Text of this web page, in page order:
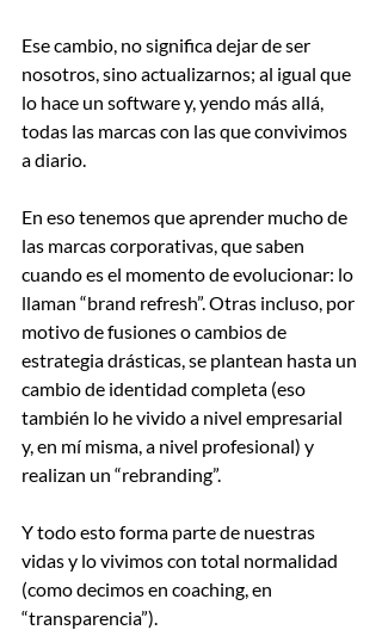
Ese cambio, no significa dejar de ser
nosotros, sino actualizarnos; al igual que
lo hace un software y, yendo más allá,
todas las marcas con las que convivimos
a diario.
En eso tenemos que aprender mucho de
las marcas corporativas, que saben
cuando es el momento de evolucionar: lo
llaman “brand refresh”. Otras incluso, por
motivo de fusiones o cambios de
estrategia drásticas, se plantean hasta un
cambio de identidad completa (eso
también lo he vivido a nivel empresarial
y, en mí misma, a nivel profesional) y
realizan un “rebranding”.
Y todo esto forma parte de nuestras
vidas y lo vivimos con total normalidad
(como decimos en coaching, en
“transparencia”).